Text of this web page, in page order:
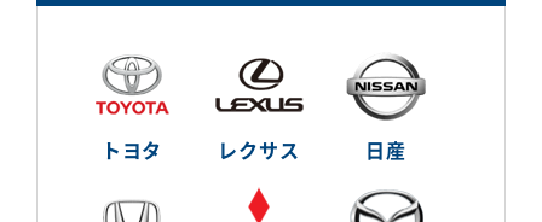
トヨタ レクサス 日産